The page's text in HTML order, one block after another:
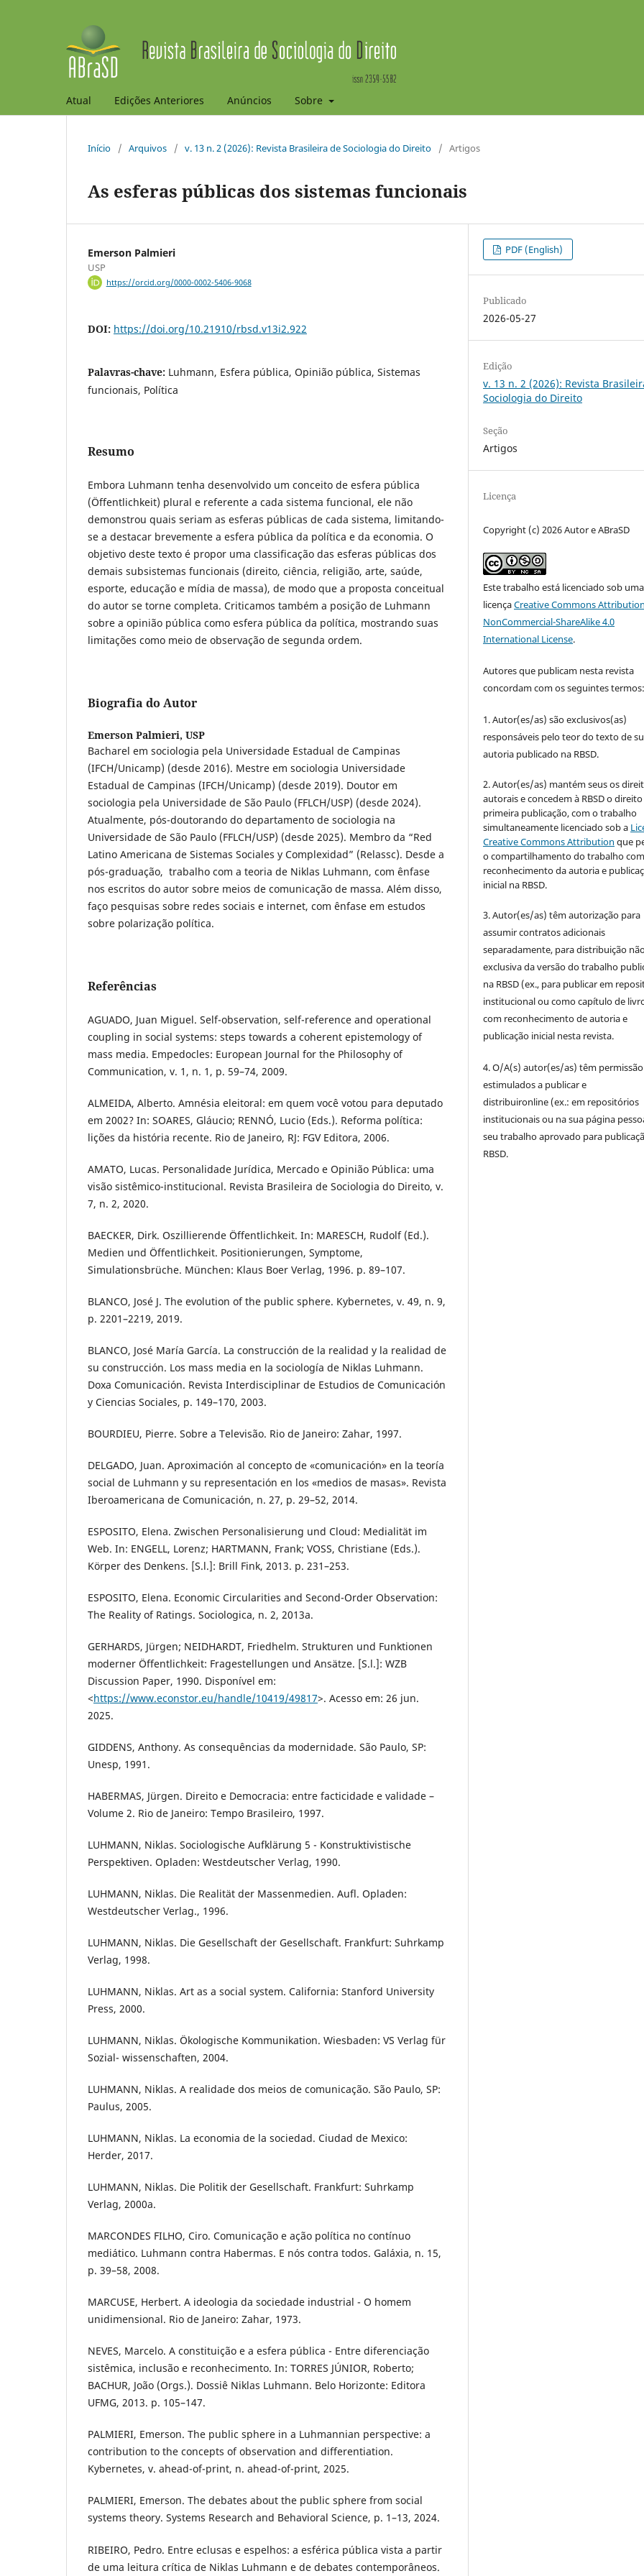
Atual Edições Anteriores Anúncios Sobre
Início / Arquivos / v. 13 n. 2 (2026): Revista Brasileira de Sociologia do Direito / Artigos
As esferas públicas dos sistemas funcionais
Emerson Palmieri
USP
https://orcid.org/0000-0002-5406-9068
DOI: https://doi.org/10.21910/rbsd.v13i2.922
Palavras-chave: Luhmann, Esfera pública, Opinião pública, Sistemas
funcionais, Política
Resumo
Embora Luhmann tenha desenvolvido um conceito de esfera pública
(Öffentlichkeit) plural e referente a cada sistema funcional, ele não
demonstrou quais seriam as esferas públicas de cada sistema, limitando-
se a destacar brevemente a esfera pública da política e da economia. O
objetivo deste texto é propor uma classificação das esferas públicas dos
demais subsistemas funcionais (direito, ciência, religião, arte, saúde,
esporte, educação e mídia de massa), de modo que a proposta conceitual
do autor se torne completa. Criticamos também a posição de Luhmann
sobre a opinião pública como esfera pública da política, mostrando suas
limitações como meio de observação de segunda ordem.
Biografia do Autor
Emerson Palmieri, USP
Bacharel em sociologia pela Universidade Estadual de Campinas
(IFCH/Unicamp) (desde 2016). Mestre em sociologia Universidade
Estadual de Campinas (IFCH/Unicamp) (desde 2019). Doutor em
sociologia pela Universidade de São Paulo (FFLCH/USP) (desde 2024).
Atualmente, pós-doutorando do departamento de sociologia na
Universidade de São Paulo (FFLCH/USP) (desde 2025). Membro da “Red
Latino Americana de Sistemas Sociales y Complexidad” (Relassc). Desde a
pós-graduação, trabalho com a teoria de Niklas Luhmann, com ênfase
nos escritos do autor sobre meios de comunicação de massa. Além disso,
faço pesquisas sobre redes sociais e internet, com ênfase em estudos
sobre polarização política.
Referências
AGUADO, Juan Miguel. Self-observation, self-reference and operational
coupling in social systems: steps towards a coherent epistemology of
mass media. Empedocles: European Journal for the Philosophy of
Communication, v. 1, n. 1, p. 59–74, 2009.
ALMEIDA, Alberto. Amnésia eleitoral: em quem você votou para deputado
em 2002? In: SOARES, Gláucio; RENNÓ, Lucio (Eds.). Reforma política:
lições da história recente. Rio de Janeiro, RJ: FGV Editora, 2006.
AMATO, Lucas. Personalidade Jurídica, Mercado e Opinião Pública: uma
visão sistêmico-institucional. Revista Brasileira de Sociologia do Direito, v.
7, n. 2, 2020.
BAECKER, Dirk. Oszillierende Öffentlichkeit. In: MARESCH, Rudolf (Ed.).
Medien und Öffentlichkeit. Positionierungen, Symptome,
Simulationsbrüche. München: Klaus Boer Verlag, 1996. p. 89–107.
BLANCO, José J. The evolution of the public sphere. Kybernetes, v. 49, n. 9,
p. 2201–2219, 2019.
BLANCO, José María García. La construcción de la realidad y la realidad de
su construcción. Los mass media en la sociología de Niklas Luhmann.
Doxa Comunicación. Revista Interdisciplinar de Estudios de Comunicación
y Ciencias Sociales, p. 149–170, 2003.
BOURDIEU, Pierre. Sobre a Televisão. Rio de Janeiro: Zahar, 1997.
DELGADO, Juan. Aproximación al concepto de «comunicación» en la teoría
social de Luhmann y su representación en los «medios de masas». Revista
Iberoamericana de Comunicación, n. 27, p. 29–52, 2014.
ESPOSITO, Elena. Zwischen Personalisierung und Cloud: Medialität im
Web. In: ENGELL, Lorenz; HARTMANN, Frank; VOSS, Christiane (Eds.).
Körper des Denkens. [S.l.]: Brill Fink, 2013. p. 231–253.
ESPOSITO, Elena. Economic Circularities and Second-Order Observation:
The Reality of Ratings. Sociologica, n. 2, 2013a.
GERHARDS, Jürgen; NEIDHARDT, Friedhelm. Strukturen und Funktionen
moderner Öffentlichkeit: Fragestellungen und Ansätze. [S.l.]: WZB
Discussion Paper, 1990. Disponível em:
<https://www.econstor.eu/handle/10419/49817>. Acesso em: 26 jun.
2025.
GIDDENS, Anthony. As consequências da modernidade. São Paulo, SP:
Unesp, 1991.
HABERMAS, Jürgen. Direito e Democracia: entre facticidade e validade –
Volume 2. Rio de Janeiro: Tempo Brasileiro, 1997.
LUHMANN, Niklas. Sociologische Aufklärung 5 - Konstruktivistische
Perspektiven. Opladen: Westdeutscher Verlag, 1990.
LUHMANN, Niklas. Die Realität der Massenmedien. Aufl. Opladen:
Westdeutscher Verlag., 1996.
LUHMANN, Niklas. Die Gesellschaft der Gesellschaft. Frankfurt: Suhrkamp
Verlag, 1998.
LUHMANN, Niklas. Art as a social system. California: Stanford University
Press, 2000.
LUHMANN, Niklas. Ökologische Kommunikation. Wiesbaden: VS Verlag für
Sozial- wissenschaften, 2004.
LUHMANN, Niklas. A realidade dos meios de comunicação. São Paulo, SP:
Paulus, 2005.
LUHMANN, Niklas. La economia de la sociedad. Ciudad de Mexico:
Herder, 2017.
LUHMANN, Niklas. Die Politik der Gesellschaft. Frankfurt: Suhrkamp
Verlag, 2000a.
MARCONDES FILHO, Ciro. Comunicação e ação política no contínuo
mediático. Luhmann contra Habermas. E nós contra todos. Galáxia, n. 15,
p. 39–58, 2008.
MARCUSE, Herbert. A ideologia da sociedade industrial - O homem
unidimensional. Rio de Janeiro: Zahar, 1973.
NEVES, Marcelo. A constituição e a esfera pública - Entre diferenciação
sistêmica, inclusão e reconhecimento. In: TORRES JÚNIOR, Roberto;
BACHUR, João (Orgs.). Dossiê Niklas Luhmann. Belo Horizonte: Editora
UFMG, 2013. p. 105–147.
PALMIERI, Emerson. The public sphere in a Luhmannian perspective: a
contribution to the concepts of observation and differentiation.
Kybernetes, v. ahead-of-print, n. ahead-of-print, 2025.
PALMIERI, Emerson. The debates about the public sphere from social
systems theory. Systems Research and Behavioral Science, p. 1–13, 2024.
RIBEIRO, Pedro. Entre eclusas e espelhos: a esférica pública vista a partir
de uma leitura crítica de Niklas Luhmann e de debates contemporâneos.
PDF (English)
Publicado
2026-05-27
Edição
v. 13 n. 2 (2026): Revista
Sociologia do Direito
Seção
Artigos
Licença
Copyright (c) 2026 Autor e ABraSD
Este trabalho está licenciado sob uma
licençaCreative Commons
NonCommercial-ShareAlike 4.0
International License.
Autores que publicam nesta revista
concordam com os seguintes termos:
1. Autor(es/as) são exclusivos(as)
responsáveis pelo teor do texto de
autoria publicado na RBSD.
2. Autor(es/as) mantém seus os
autorais e concedem à RBSD o
primeira publicação, com o trabalho
simultaneamente licenciado sob a
Creative Commons Attribution que
o compartilhamento do trabalho com
reconhecimento da autoria e
inicial na RBSD.
3. Autor(es/as) têm autorização para
assumir contratos adicionais
separadamente, para distribuição
exclusiva da versão do trabalho
na RBSD (ex., para publicar em
institucional ou como capítulo de
com reconhecimento de autoria e
publicação inicial nesta revista.
4. O/A(s) autor(es/as) têm
estimulados a publicar e
distribuironline (ex.: em repositórios
institucionais ou na sua página
seu trabalho aprovado para
RBSD.